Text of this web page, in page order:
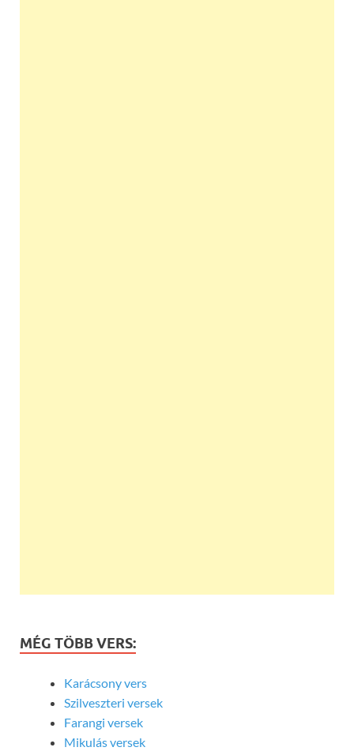
MÉG TÖBB VERS:
Karácsony vers
Szilveszteri versek
Farangi versek
Mikulás versek